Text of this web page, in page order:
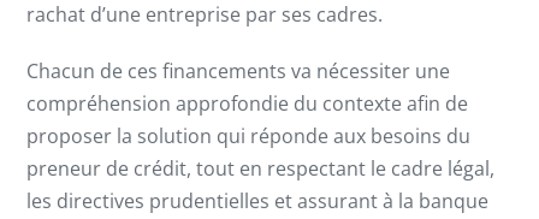
rachat d’une entreprise par ses cadres.
Chacun de ces financements va nécessiter une
compréhension approfondie du contexte afin de
proposer la solution qui réponde aux besoins du
preneur de crédit, tout en respectant le cadre légal,
les directives prudentielles et assurant à la banque